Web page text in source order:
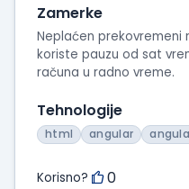
Zamerke
Neplaćen prekovremeni
koriste pauzu od sat
računa u radno vreme.
Tehnologije
html angular
Korisno? 0